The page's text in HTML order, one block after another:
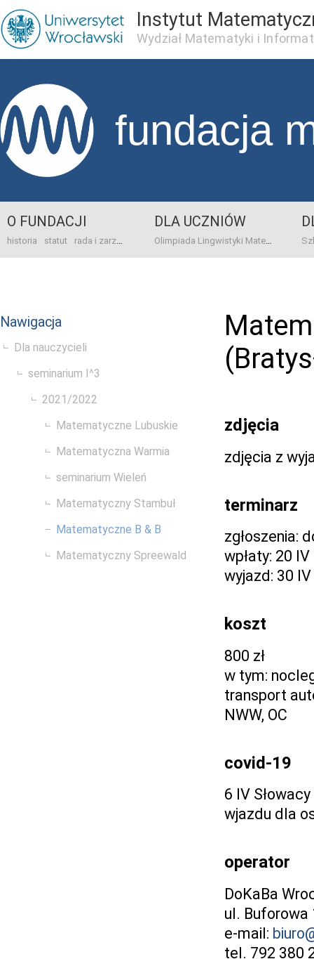
Instytut
Wydział Matematyki i
fundacja
O FUNDACJI
historia statut rada i zarząd dane bankowo-adresowe kontakt
DLA UCZNIÓW
Olimpiada Lingwistyki Matematycznej
Nawigacja
Dla nauczycieli
seminarium I^3
2021/2022
Matematyczne Lubuskie
Matematyczna Warmia
seminarium Wieleń
Matematyczny Stambuł
Matematyczne B & B
Matematyczny Spreewald
zdjęcia
zdjęcia z
terminarz
zgłoszenia:
wpłaty: 20 IV
wyjazd: 30
koszt
800 zł
w tym:
transport
NWW, OC
covid-19
6 IV
wjazdu dla
operator
DoKaBa
ul. Buforowa
e-mail:
tel. 792 380